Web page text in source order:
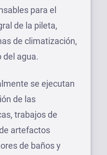
para el
de la pileta,
de climatización,
agua.
se ejecutan
de las
trabajos de
artefactos
de baños y